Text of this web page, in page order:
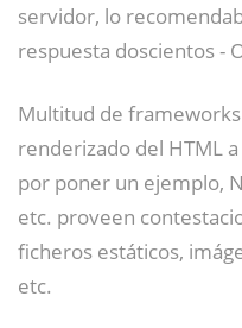
servidor, lo
respuesta doscientos -
Multitud de
renderizado del HTML
por poner un ejemplo,
etc. proveen
ficheros estáticos,
etc.